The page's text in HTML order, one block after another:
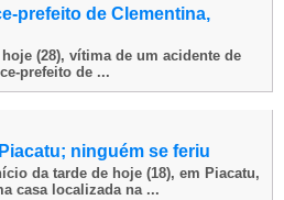
prefeito de Clementina,
(28), vítima de um acidente de
prefeito de ...
ninguém se feriu
da tarde de hoje (18), em Piacatu,
casa localizada na ...